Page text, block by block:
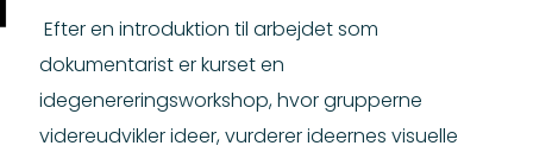
Efter en introduktion til arbejdet som
dokumentarist er kurset en
idegenereringsworkshop, hvor grupperne
videreudvikler ideer, vurderer ideernes visuelle